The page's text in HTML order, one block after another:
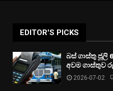
EDITOR'S PICKS
බස් ගාස්තු ජූලි
අවම ගාස්තුව
2026-07-02